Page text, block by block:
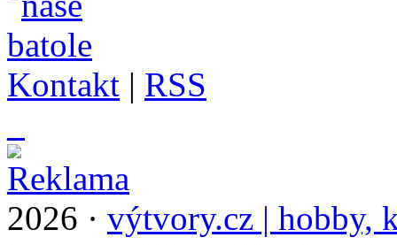
Kontakt | RSS
2026 · výtvory.cz | hobby,